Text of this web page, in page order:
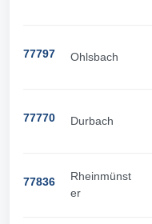
77797 Ohlsbach
77770 Durbach
77836
Rheinmünst
er